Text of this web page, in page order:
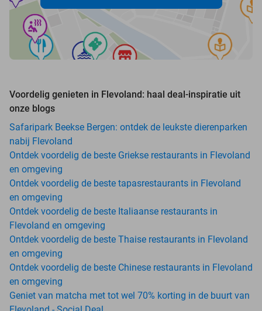
Voordelig genieten in Flevoland: haal deal-inspiratie uit
onze blogs
Safaripark Beekse Bergen: ontdek de leukste dierenparken
nabij Flevoland
Ontdek voordelig de beste Griekse restaurants in Flevoland
en omgeving
Ontdek voordelig de beste tapasrestaurants in Flevoland
en omgeving
Ontdek voordelig de beste Italiaanse restaurants in
Flevoland en omgeving
Ontdek voordelig de beste Thaise restaurants in Flevoland
en omgeving
Ontdek voordelig de beste Chinese restaurants in Flevoland
en omgeving
Geniet van matcha met tot wel 70% korting in de buurt van